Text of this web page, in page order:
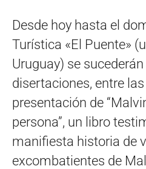
Desde hoy hasta el
Turística «El Puente»
Uruguay) se
disertaciones, entre
presentación de
persona”, un libro
manifiesta historia de
excombatientes de